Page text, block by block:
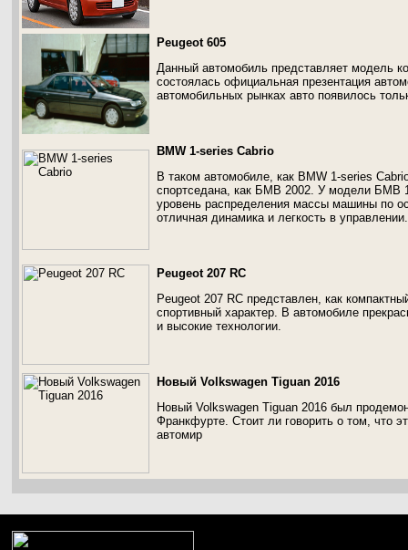
Peugeot 605
Данный автомобиль представляет модель
состоялась официальная презентация
автомобильных рынках авто появилось
BMW 1-series Cabrio
В таком автомобиле, как BMW 1-series
спортседана, как БМВ 2002. У модели БМВ
уровень распределения массы машины по
отличная динамика и легкость в управлении.
Peugeot 207 RC
Peugeot 207 RC представлен, как
спортивный характер. В автомобиле
и высокие технологии.
Новый Volkswagen Tiguan 2016
Новый Volkswagen Tiguan 2016 был
Франкфурте. Стоит ли говорить о том, что
автомир